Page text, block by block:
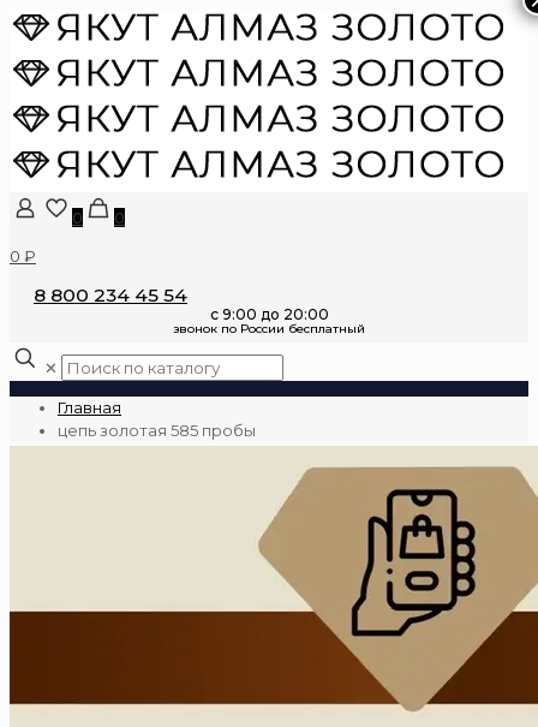
0
0
0 ₽
8 800 234 45 54
✕
Главная
цепь золотая 585 пробы